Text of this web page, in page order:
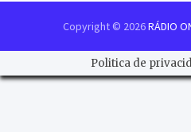
Copyright © 2026RÁDIO
Politica de